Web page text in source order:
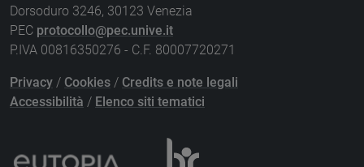
Dorsoduro 3246, 30123 Venezia
PEC protocollo@pec.unive.it
P.IVA 00816350276 - C.F. 80007720271
Privacy / Cookies / Credits e note legali
Accessibilità / Elenco siti tematici